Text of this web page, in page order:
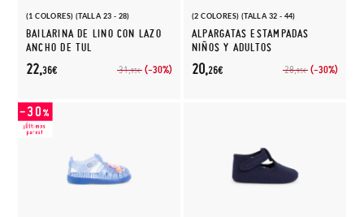
(1 COLORES) (TALLA 23 - 28)
BAILARINA DE LINO CON LAZO
ANCHO DE TUL
31,95€ (-30%)
22,36€
(2 COLORES) (TALLA 32 - 44)
ALPARGATAS ESTAMPADAS
NIÑOS Y ADULTOS
28,95€ (-30%)
20,26€